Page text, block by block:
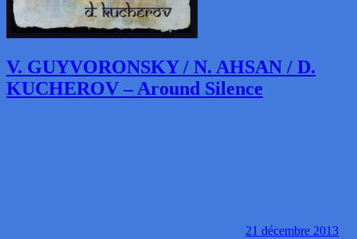
V. GUYVORONSKY / N. AHSAN / D.
KUCHEROV – Around Silence
21 décembre 2013